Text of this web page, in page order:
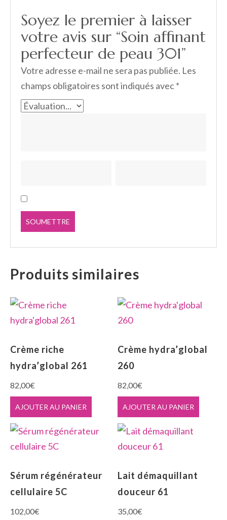
Soyez le premier à laisser
votre avis sur “Soin affinant
perfecteur de peau 301”
Votre adresse e-mail ne sera pas publiée. Les
champs obligatoires sont indiqués avec*
Produits similaires
Crème riche
hydra’global 261
82,00€
AJOUTER AU PANIER
Crème hydra’global
260
82,00€
AJOUTER AU PANIER
Sérum régénérateur
cellulaire 5C
102,00€
Lait démaquillant
douceur 61
35,00€